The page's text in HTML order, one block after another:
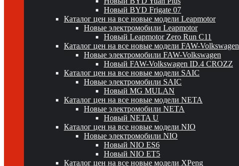
Новый BYD Frigate 07
Каталог цен на все новые модели Leapmotor
Новые электромобили Leapmotor
Новый Leapmotor Zero Run C11
Каталог цен на все новые модели FAW-Volkswagen
Новые электромобили FAW-Volkswagen
Новый FAW-Volkswagen ID.4 CROZZ
Каталог цен на все новые модели SAIC
Новые электромобили SAIC
Новый MG MULAN
Каталог цен на все новые модели NETA
Новые электромобили NETA
Новый NETA U
Каталог цен на все новые модели NIO
Новые электромобили NIO
Новый NIO ES6
Новый NIO ET5
Каталог цен на все новые модели XPeng